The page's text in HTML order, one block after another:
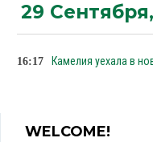
29
16:17 Камелия уехала в
WELCOME!